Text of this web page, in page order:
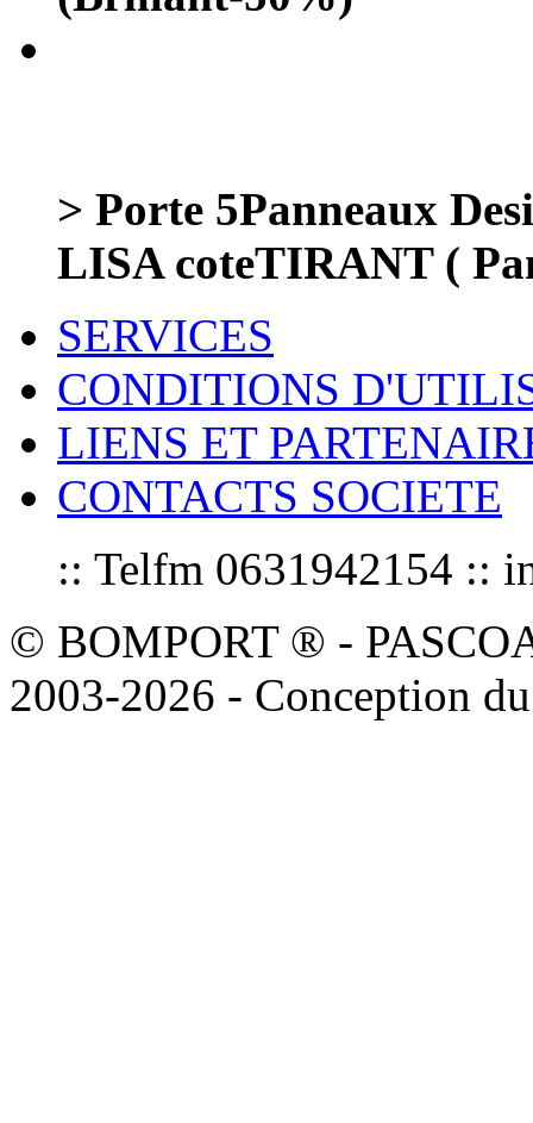
> Porte 5Panneaux
LISA coteTIRANT (
SERVICES
CONDITIONS
LIENS ET
CONTACTS SOCIETE
:: Telfm 0631942154 ::
© BOMPORT ® -
2003-2026 - Conception